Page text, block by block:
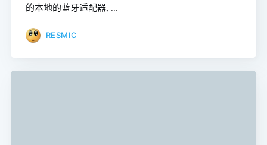
的本地的蓝牙适配器, ...
RESMIC